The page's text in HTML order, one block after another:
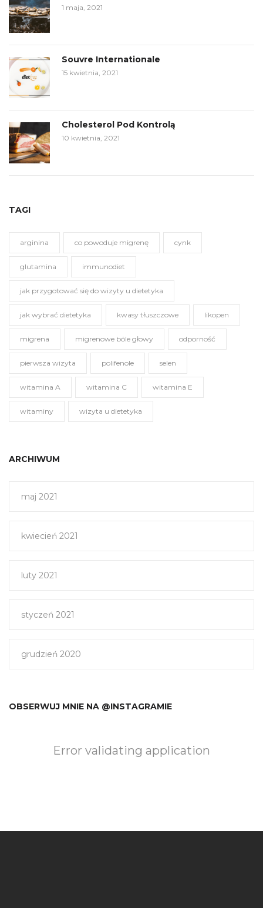
1 maja, 2021
Souvre Internationale
15 kwietnia, 2021
Cholesterol Pod Kontrolą
10 kwietnia, 2021
TAGI
arginina co powoduje migrenę cynk
glutamina immunodiet
jak przygotować się do wizyty u dietetyka
jak wybrać dietetyka kwasy tłuszczowe likopen
migrena migrenowe bóle głowy odporność
pierwsza wizyta polifenole selen
witamina A witamina C witamina E
witaminy wizyta u dietetyka
ARCHIWUM
maj 2021
kwiecień 2021
luty 2021
styczeń 2021
grudzień 2020
OBSERWUJ MNIE NA @INSTAGRAMIE
Error validating application